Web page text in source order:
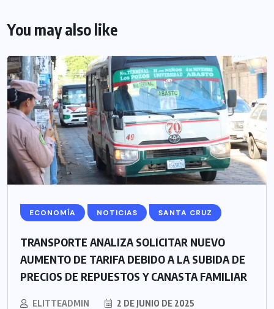
You may also like
ECONOMÍA NOTICIAS SANTA CRUZ
TRANSPORTE ANALIZA SOLICITAR NUEVO
AUMENTO DE TARIFA DEBIDO A LA SUBIDA DE
PRECIOS DE REPUESTOS Y CANASTA FAMILIAR
ELITTEADMIN 2 DE JUNIO DE 2025